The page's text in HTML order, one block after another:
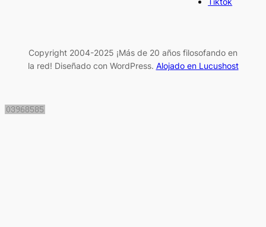
Copyright 2004-2025 ¡Más de 20 años filosofando en
la red! Diseñado con WordPress. Alojado en Lucushost